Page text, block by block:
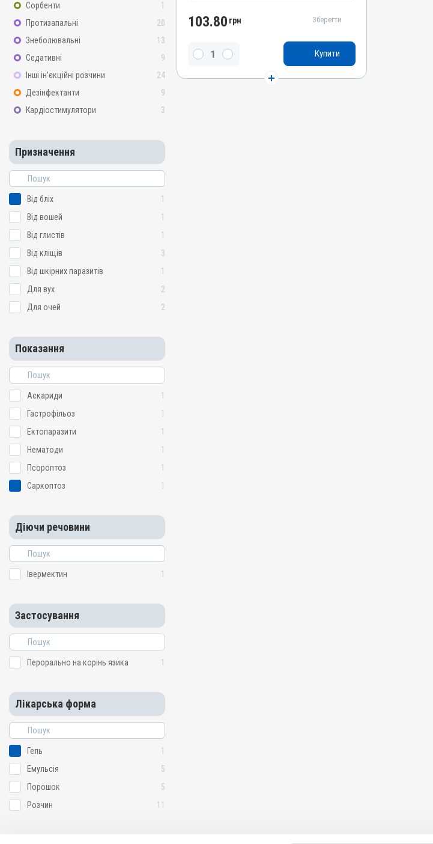
Сорбенти
1
Протизапальні
20
Знеболювальні
13
Седативні
9
Інші ін’єкційні розчини
24
Дезінфектанти
9
Кардіостимулятори
3
Призначення
Від бліх
1
Від вошей
1
Від глистів
1
Від кліщів
3
Від шкірних паразитів
1
Для вух
2
Для очей
2
Показання
Аскариди
1
Гастрофільоз
1
Ектопаразити
1
Нематоди
1
Псороптоз
1
Саркоптоз
1
Діючи речовини
Івермектин 1
Застосування
Перорально на корінь язика 1
Лікарська форма
Гель
1
Емульсія
5
Порошок
5
Розчин
11
Гель
Івермектин
Коні
103.80 грн Зберегти
Купити